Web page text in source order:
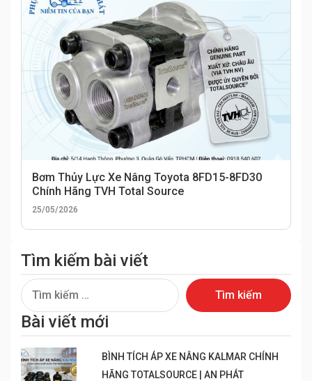
Bơm Thủy Lực Xe Nâng Toyota 8FD15-8FD30
Chính Hãng TVH Total Source
25/05/2026
Tìm kiếm bài viết
Tìm
kiếm
cho:
Bài viết mới
BÌNH TÍCH ÁP XE NÂNG KALMAR CHÍNH
HÃNG TOTALSOURCE | AN PHÁT